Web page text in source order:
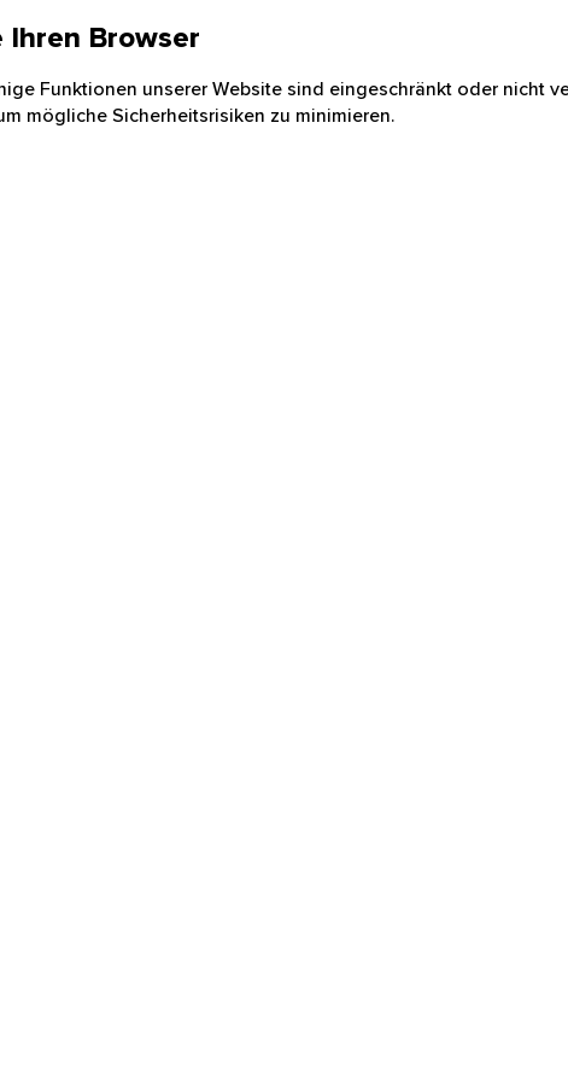
Browser
Funktionen unserer Website sind eingeschränkt oder nicht
mögliche Sicherheitsrisiken zu minimieren.